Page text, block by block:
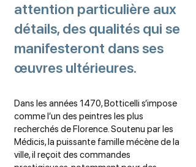
attention particulière aux
détails, des qualités qui se
manifesteront dans ses
œuvres ultérieures.
Dans les années 1470, Botticelli s’impose
comme l’un des peintres les plus
recherchés de Florence. Soutenu par les
Médicis, la puissante famille mécène de la
ville, il reçoit des commandes